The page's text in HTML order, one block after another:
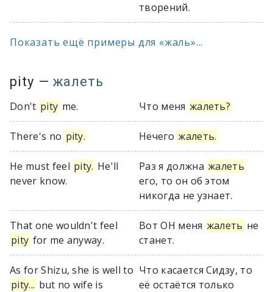
творений.
Показать ещё примеры для «жаль»...
pity — жалеть
Don't pity me. Что меня жалеть?
There's no pity. Нечего жалеть.
He must feel pity. He'll
never know.
Раз я должна жалеть
его, то он об этом
никогда не узнает.
That one wouldn't feel
pity for me anyway.
Вот ОН меня жалеть не
станет.
As for Shizu, she is well to
pity... but no wife is
Что касается Сидзу, то
её остаётся только